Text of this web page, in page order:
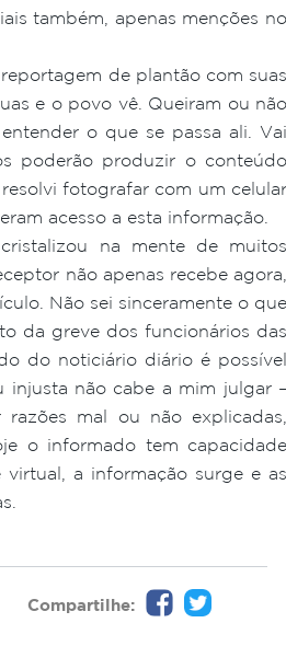
também, apenas menções no
de plantão com suas
e o povo vê. Queiram ou não
o que se passa ali. Vai
poderão produzir o conteúdo
fotografar com um celular
acesso a esta informação.
na mente de muitos
não apenas recebe agora,
Não sei sinceramente o que
da greve dos funcionários das
do noticiário diário é possível
injusta não cabe a mim julgar –
mal ou não explicadas,
o informado tem capacidade
a informação surge e as
Compartilhe: